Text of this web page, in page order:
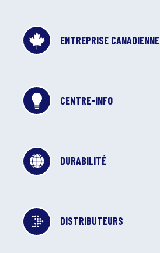
ENTREPRISE CANADIENNE
CENTRE-INFO
DURABILITÉ
DISTRIBUTEURS